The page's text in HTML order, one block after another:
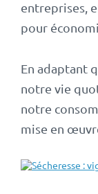
entreprises,
pour
En adaptant
notre vie
notre
mise en